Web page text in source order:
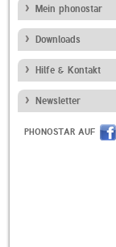
Mein phonostar
Downloads
Hilfe & Kontakt
Newsletter
PHONOSTAR AUF